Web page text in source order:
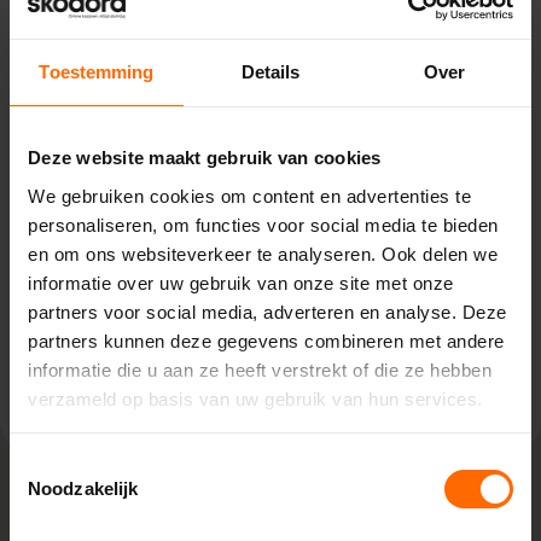
Toestemming Details Over
Deze website maakt gebruik van cookies
We gebruiken cookies om content en advertenties te
personaliseren, om functies voor social media te bieden
en om ons websiteverkeer te analyseren. Ook delen we
informatie over uw gebruik van onze site met onze
partners voor social media, adverteren en analyse. Deze
partners kunnen deze gegevens combineren met andere
informatie die u aan ze heeft verstrekt of die ze hebben
verzameld op basis van uw gebruik van hun services.
Noodzakelijk
Stephensonstraat 39,
7903 AS Hoogeveen
0513335000
Selecteren als mijn vestiging